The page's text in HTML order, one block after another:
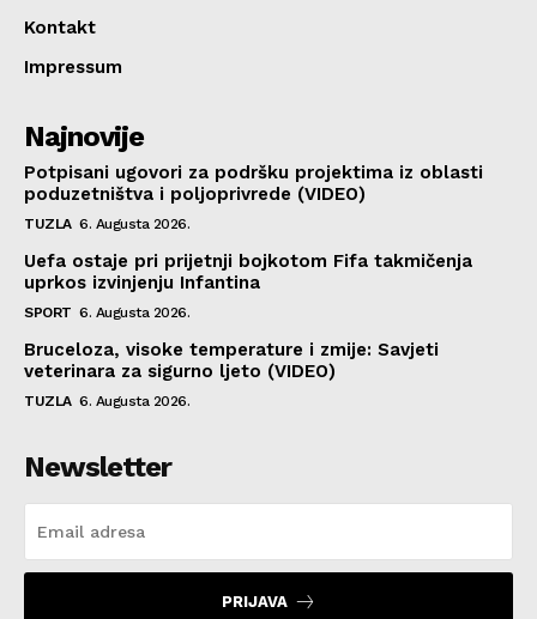
Kontakt
Impressum
Najnovije
Potpisani ugovori za podršku projektima iz oblasti
poduzetništva i poljoprivrede (VIDEO)
TUZLA 6. Augusta 2026.
Uefa ostaje pri prijetnji bojkotom Fifa takmičenja
uprkos izvinjenju Infantina
SPORT 6. Augusta 2026.
Bruceloza, visoke temperature i zmije: Savjeti
veterinara za sigurno ljeto (VIDEO)
TUZLA 6. Augusta 2026.
Newsletter
PRIJAVA